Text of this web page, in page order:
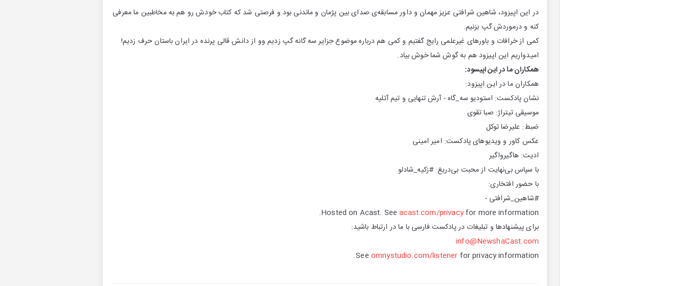
در این اپیزود، شاهین شرافتی عزیز مهمان و داور مسابقه‌ی صدای بین پژمان و ماندنی بود و فرصتی شد که کتاب خودش رو هم به مخاطبین ما معرفی
کنه و در‌موردش گپ بزنیم.
کمی از خرافات و باورهای غیرعلمی رایج گفتیم و کمی هم درباره موضوع جزایر سه گانه گپ زدیم وو از دانش قالی پرنده در ایران باستان حرف زدیم!
امیدواریم این اپیزود هم به گوش شما خوش بیاد.
همکاران ما در این اپیسود:
همکاران ما در این اپیزود:
نشان پادکست: استودیو سه_گاه - آرش تنهایی و تیم آتلیه
موسیقی تیتراژ: صبا تقوی
ضبط: علیرضا توکل
عکس کاور و ویدیو‌های پادکست: امیر امینی
ادیت: هاگیرواگیر
با سپاس بی‌نهایت از محبت بی‌دریغ: #زکیه_شادلو
با حضور افتخاری:
#شاهین_شرافتی -
Hosted on Acast. Seeacast.com/privacyfor more information.
برای پیشنهادها و تبلیغات در پادکست فارسی با ما در ارتباط باشید:
info@NewshaCast.com
See omnystudio.com/listener for privacy information.